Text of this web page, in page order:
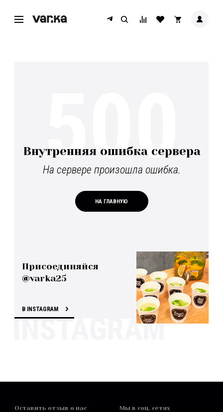
Внутренняя ошибка сервера
На сервере произошла ошибка.
НА ГЛАВНУЮ
500
Присоединяйся
@varka25
В INSTAGRAM
Оставить отзыв о нас Мы в соц. сетях